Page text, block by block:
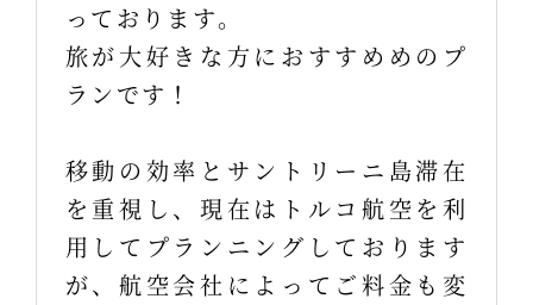
っております。
旅が大好きな方におすすめめのプ
ランです！
移動の効率とサントリーニ島滞在
を重視し、現在はトルコ航空を利
用してプランニングしております
が、航空会社によってご料金も変